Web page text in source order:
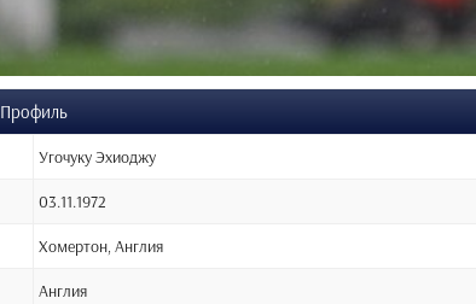
Профиль
Угочуку Эхиоджу
03.11.1972
Хомертон, Англия
Англия